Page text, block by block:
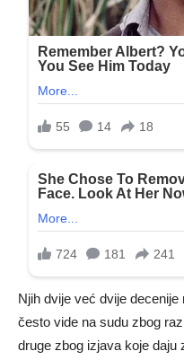
Njih dvije već dvije
često vide na sudu zbog
druge zbog izjava koje